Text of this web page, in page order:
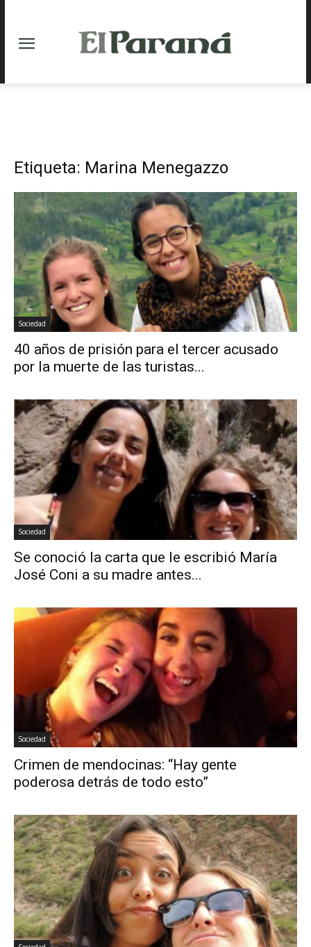
Etiqueta: Marina Menegazzo
Sociedad
40 años de prisión para el tercer acusado
por la muerte de las turistas...
Sociedad
Se conoció la carta que le escribió María
José Coni a su madre antes...
Sociedad
Crimen de mendocinas: “Hay gente
poderosa detrás de todo esto”